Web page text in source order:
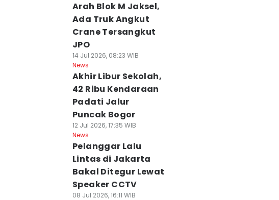
Arah Blok M Jaksel,
Ada Truk Angkut
Crane Tersangkut
JPO
14 Jul 2026, 08:23 WIB
News
Akhir Libur Sekolah,
42 Ribu Kendaraan
Padati Jalur
Puncak Bogor
12 Jul 2026, 17:35 WIB
News
Pelanggar Lalu
Lintas di Jakarta
Bakal Ditegur Lewat
Speaker CCTV
08 Jul 2026, 16:11 WIB